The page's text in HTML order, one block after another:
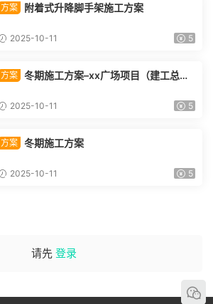
方案 附着式升降脚手架施工方案
2025-10-11 5
方案 冬期施工方案–xx广场项目（建工总承
2025-10-11 5
方案 冬期施工方案
2025-10-11 5
请先 登录